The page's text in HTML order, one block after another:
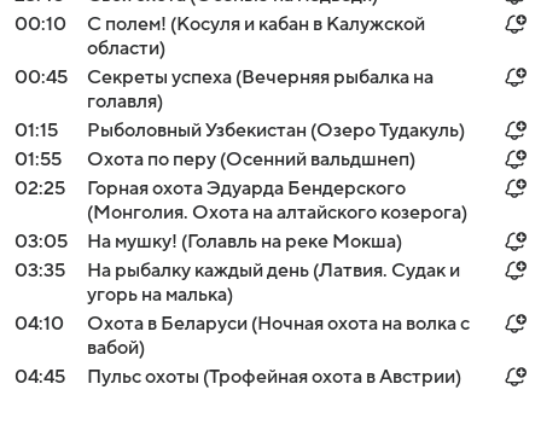
00:10
С полем! (Косуля и кабан в Калужской
области)
00:45
Секреты успеха (Вечерняя рыбалка на
голавля)
01:15
Рыболовный Узбекистан (Озеро Тудакуль)
01:55
Охота по перу (Осенний вальдшнеп)
02:25
Горная охота Эдуарда Бендерского
(Монголия. Охота на алтайского козерога)
03:05
На мушку! (Голавль на реке Мокша)
03:35
На рыбалку каждый день (Латвия. Судак и
угорь на малька)
04:10
Охота в Беларуси (Ночная охота на волка с
вабой)
04:45
Пульс охоты (Трофейная охота в Австрии)